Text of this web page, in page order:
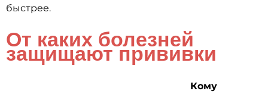
быстрее.
От каких болезней
защищают прививки
Кому